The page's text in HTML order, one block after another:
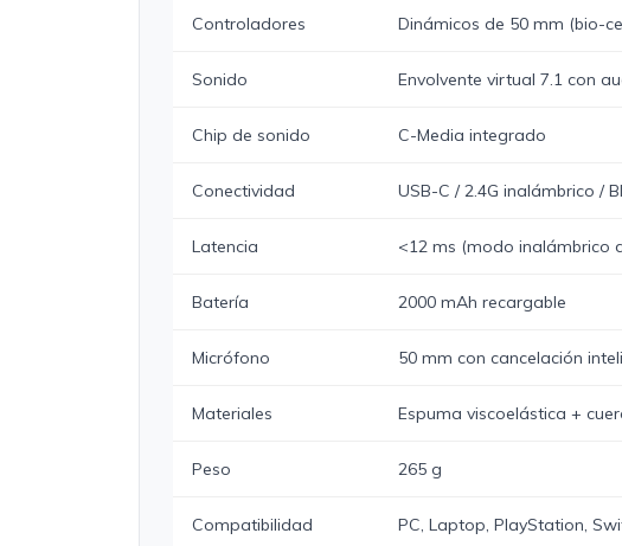
Controladores Dinámicos de 50 mm (bio-
Sonido Envolvente virtual 7.1 con
Chip de sonido C-Media integrado
Conectividad USB-C / 2.4G inalámbrico /
Latencia <12 ms (modo inalámbrico
Batería 2000 mAh recargable
Micrófono 50 mm con cancelación
Materiales Espuma viscoelástica +
Peso 265 g
Compatibilidad PC, Laptop, PlayStation,